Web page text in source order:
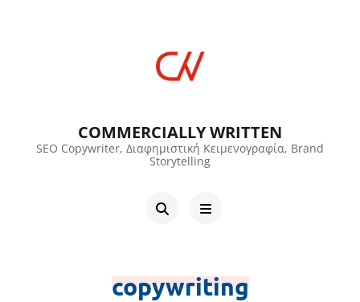
COMMERCIALLY WRITTEN
SEO Copywriter, Διαφημιστική Κειμενογραφία, Brand
Storytelling
copywriting